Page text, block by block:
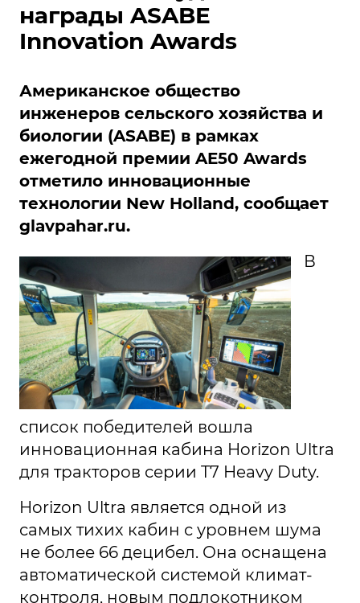
награды ASABE
Innovation Awards
Американское общество
инженеров сельского хозяйства и
биологии (ASABE) в рамках
ежегодной премии AE50 Awards
отметило инновационные
технологии New Holland, сообщает
glavpahar.ru.
В
список победителей вошла
инновационная кабина Horizon Ultra
для тракторов серии T7 Heavy Duty.
Horizon Ultra является одной из
самых тихих кабин с уровнем шума
не более 66 децибел. Она оснащена
автоматической системой климат-
контроля, новым подлокотником